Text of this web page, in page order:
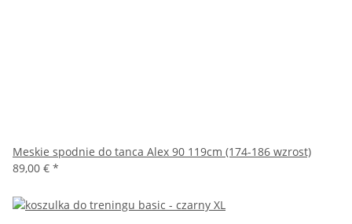
Meskie spodnie do tanca Alex 90 119cm (174-186 wzrost)
89,00 € *